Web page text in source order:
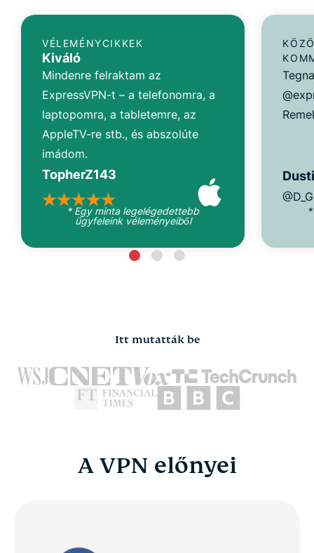
VÉLEMÉNYCIKKEK
Kiváló
Mindenre felraktam az
ExpressVPN-t – a telefonomra, a
laptopomra, a tabletemre, az
AppleTV-re stb., és abszolúte
imádom.
TopherZ143
* Egy minta legelégedettebb
ügyfeleink véleményeiből
Itt mutatták be
A VPN előnyei